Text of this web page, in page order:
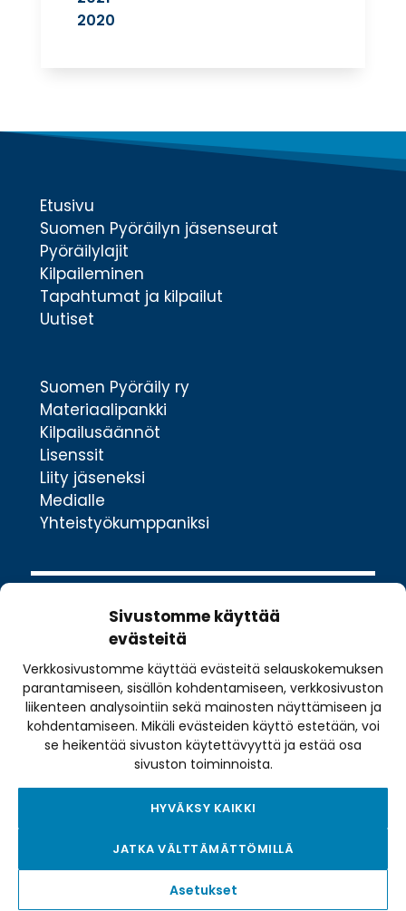
Sivustomme käyttää
evästeitä
Verkkosivustomme käyttää evästeitä selauskokemuksen
parantamiseen, sisällön kohdentamiseen, verkkosivuston
liikenteen analysointiin sekä mainosten näyttämiseen ja
kohdentamiseen. Mikäli evästeiden käyttö estetään, voi
se heikentää sivuston käytettävyyttä ja estää osa
sivuston toiminnoista.
HYVÄKSY KAIKKI
JATKA VÄLTTÄMÄTTÖMILLÄ
Asetukset
2020
Etusivu
Suomen Pyöräilyn jäsenseurat
Pyöräilylajit
Kilpaileminen
Tapahtumat ja kilpailut
Uutiset
Suomen Pyöräily ry
Materiaalipankki
Kilpailusäännöt
Lisenssit
Liity jäseneksi
Medialle
Yhteistyökumppaniksi
Valimotie 10
00380 Helsinki
toimisto@pyoraily.fi
+358 50 516 9590
Tietosuojaseloste
Evästekäytäntö